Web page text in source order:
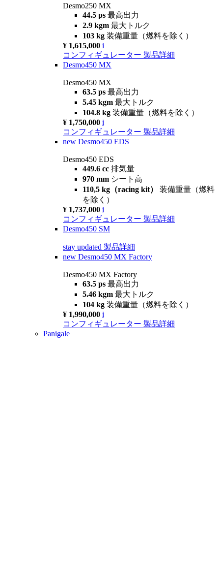
Desmo250 MX
44.5 ps 最高出力
2.9 kgm 最大トルク
103 kg 装備重量（燃料を除く）
¥ 1,615,000 i
コンフィギュレーター 製品詳細
Desmo450 MX
Desmo450 MX
63.5 ps 最高出力
5.45 kgm 最大トルク
104.8 kg 装備重量（燃料を除く）
¥ 1,750,000 i
コンフィギュレーター 製品詳細
new Desmo450 EDS
Desmo450 EDS
449.6 cc 排気量
970 mm シート高
110,5 kg（racing kit） 装備重量（燃料
を除く）
¥ 1,737,000 i
コンフィギュレーター 製品詳細
Desmo450 SM
stay updated 製品詳細
new Desmo450 MX Factory
Desmo450 MX Factory
63.5 ps 最高出力
5.46 kgm 最大トルク
104 kg 装備重量（燃料を除く）
¥ 1,990,000 i
コンフィギュレーター 製品詳細
Panigale